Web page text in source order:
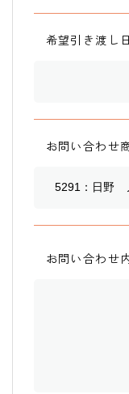
希望引き渡し日
お問い合わせ
お問い合わせ